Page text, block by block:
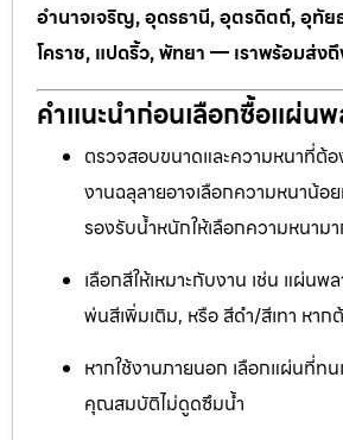
อำนาจเจริญ, อุดรธานี, อุตรดิตถ์, อุทัย
โคราช, แปดริ้ว, พัทยา — เราพร้อมส่ง
คำแนะนำก่อนเลือกซื้อแผ่น
ตรวจสอบขนาดและความหนาที่ต้อ
งานฉลุลายอาจเลือกความหนาน้อ
รองรับน้ำหนักให้เลือกความหนาม
เลือกสีให้เหมาะกับงาน เช่น แผ่นพ
พ่นสีเพิ่มเติม, หรือ สีดำ/สีเทา หาก
หากใช้งานภายนอก เลือกแผ่นที่ท
คุณสมบัติไม่ดูดซึมน้ำ